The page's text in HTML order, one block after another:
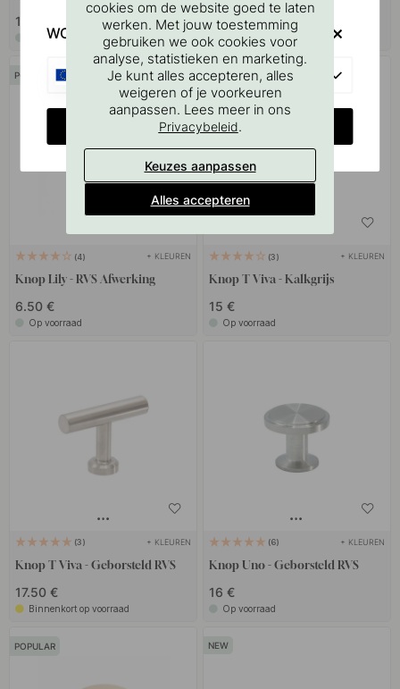
14 €
Op voorraad
4.80 €
Op voorraad
POPULAR
4 + KLEUREN
Knop Lily - RVS Afwerking
6.50 €
Op voorraad
3 + KLEUREN
Knop T Viva - Kalkgrijs
15 €
Op voorraad
3 + KLEUREN
Knop T Viva - Geborsteld RVS
17.50 €
Binnenkort op voorraad
6 + KLEUREN
Knop Uno - Geborsteld RVS
16 €
Op voorraad
POPULAR
cookies om de website goed te laten
werken. Met jouw toestemming
gebruiken we ook cookies voor
analyse, statistieken en marketing.
Je kunt alles accepteren, alles
weigeren of je voorkeuren
aanpassen. Lees meer in ons
Privacybeleid.
Keuzes aanpassen
Alles accepteren
WOULD YOU RATHER VISIT?
CHANGE COUNTRY